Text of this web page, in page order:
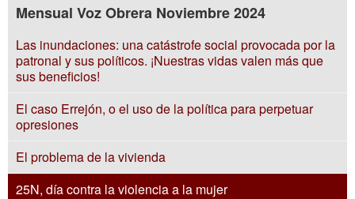
Mensual Voz Obrera Noviembre 2024
Las inundaciones: una catástrofe social provocada por la
patronal y sus políticos. ¡Nuestras vidas valen más que
sus beneficios!
El caso Errejón, o el uso de la política para perpetuar
opresiones
El problema de la vivienda
25N, día contra la violencia a la mujer